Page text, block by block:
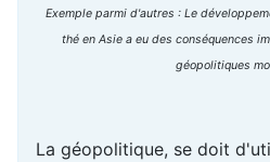
Exemple parmi d'autres : Le
thé en Asie a eu des conséquences
géopolitiques
La géopolitique, se doit